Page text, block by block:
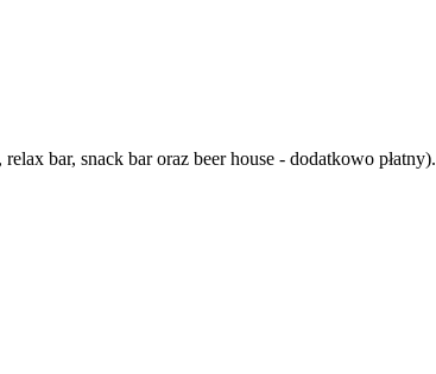
bar, snack bar oraz beer house - dodatkowo płatny).